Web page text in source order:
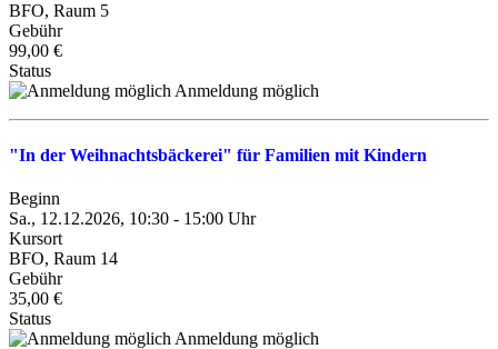
BFO, Raum 5
Gebühr
99,00 €
Status
Anmeldung möglich
"In der Weihnachtsbäckerei" für Familien mit Kindern
Beginn
Sa., 12.12.2026, 10:30 - 15:00 Uhr
Kursort
BFO, Raum 14
Gebühr
35,00 €
Status
Anmeldung möglich